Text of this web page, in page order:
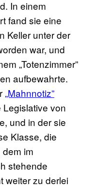
In einem
fand sie eine
Keller unter der
war, und
„Totenzimmer”
aufbewahrte.
„Mahnnotiz”
Legislative von
und in der sie
Klasse, die
dem im
stehende
weiter zu derlei